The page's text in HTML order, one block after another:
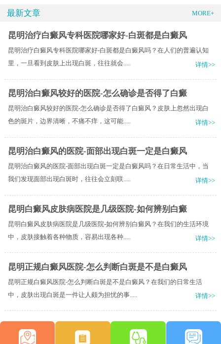
最新文章 MORE+
昆明治疗白癜风专科医院哪家好-白斑都是白癜风
昆明治疗白癜风专科医院哪家好-白斑都是白癜风吗？在人们的普遍认知
里，一旦看到皮肤上出现白斑，往往就会.....
详情>>
昆明治白癜风较好的医院-怎么确诊是否得了白癜
昆明治白癜风较好的医院-怎么确诊是否得了白癜风？皮肤上忽然出现白
色的斑片，边界清晰，不痛不痒，这可能.....
详情>>
昆明治白癜风的医院-面部出现白斑一定是白癜风
昆明治白癜风的医院-面部出现白斑一定是白癜风吗？在日常生活中，当
我们发现面部出现白斑时，往往会立刻联.....
详情>>
昆明白癜风皮肤病医院是几级医院-如何辨别白癜
昆明白癜风皮肤病医院是几级医院-如何辨别白癜风？在我们的生活环境
中，皮肤接触着各种物质，容易出现各种.....
详情>>
昆明正规白癜风医院-怎么判断白斑是不是白癜风
昆明正规白癜风医院-怎么判断白斑是不是白癜风？在我们的日常生活
中，皮肤出现白斑是一件让人颇为担忧的事.....
详情>>